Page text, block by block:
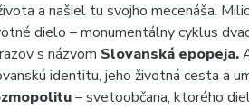
a našiel tu svojho mecenáša.
dielo – monumentálny cyklus
s názvom Slovanská epopeja.
identitu, jeho životná cesta a
– svetoobčana, ktorého